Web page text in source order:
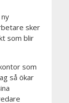
sker
som blir
som
så ökar